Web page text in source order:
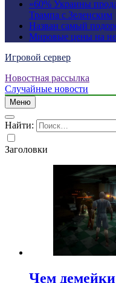
«60% Украины
Трампа с Зеленским
Назван самый
Мировые цены на
Игровой сервер
Новостная рассылка
Случайные новости
Меню
Найти:
Заголовки
Чем